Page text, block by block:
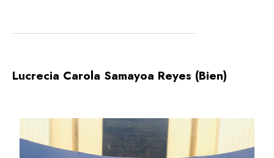
Lucrecia Carola Samayoa Reyes (Bien)